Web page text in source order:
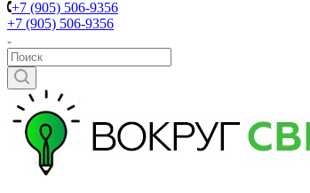
+7 (905) 506-9356
+7 (905) 506-9356